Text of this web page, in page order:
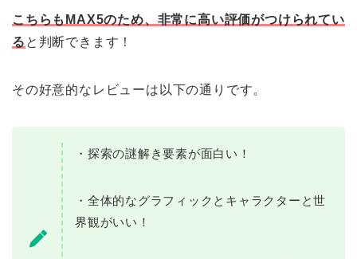
こちらもMAX5のため、非常に高い評価がつけられてい
る と判断できます！
その好意的なレビューは以下の通りです。
・探索の謎解き要素が面白い！
・全体的なグラフィックとキャラクターと世
界観がいい！